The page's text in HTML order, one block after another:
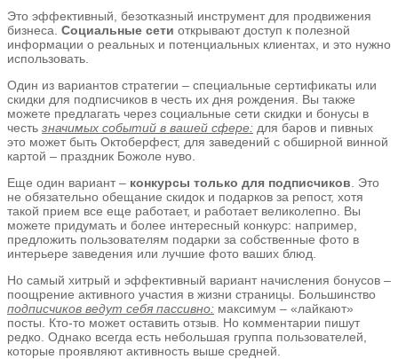
Это эффективный, безотказный инструмент для продвижения
бизнеса. Социальные сети открывают доступ к полезной
информации о реальных и потенциальных клиентах, и это нужно
использовать.
Один из вариантов стратегии – специальные сертификаты или
скидки для подписчиков в честь их дня рождения. Вы также
можете предлагать через социальные сети скидки и бонусы в
честь значимых событий в вашей сфере: для баров и пивных
это может быть Октоберфест, для заведений с обширной винной
картой – праздник Божоле нуво.
Еще один вариант – конкурсы только для подписчиков . Это
не обязательно обещание скидок и подарков за репост, хотя
такой прием все еще работает, и работает великолепно. Вы
можете придумать и более интересный конкурс: например,
предложить пользователям подарки за собственные фото в
интерьере заведения или лучшие фото ваших блюд.
Но самый хитрый и эффективный вариант начисления бонусов –
поощрение активного участия в жизни страницы. Большинство
подписчиков ведут себя пассивно: максимум – «лайкают»
посты. Кто-то может оставить отзыв. Но комментарии пишут
редко. Однако всегда есть небольшая группа пользователей,
которые проявляют активность выше средней.